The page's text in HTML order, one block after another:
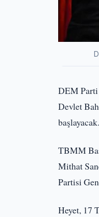
DEM Parti
Devlet
TBMM
Mithat
Partisi
Heyet, 17